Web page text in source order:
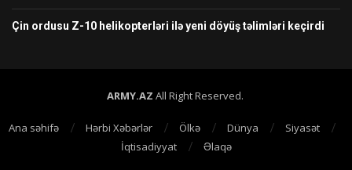
Çin ordusu Z-10 helikopterləri ilə yeni döyüş təlimləri keçirdi
ARMY.AZ All Right Reserved.
Ana səhifə Hərbi Xəbərlər Ölkə Dünya
Siyasət
İqtisadiyyat
Əlaqə